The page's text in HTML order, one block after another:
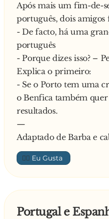
Após mais um fim-de-
português, dois
- De facto, há uma
português
- Porque dizes isso? –
Explica o primeiro:
- Se o Porto tem uma
o Benfica também
resultados.
—
Adaptado de Barba e
👍🏼
Portugal e